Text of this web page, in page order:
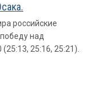
российские
над
25:16, 25:21).